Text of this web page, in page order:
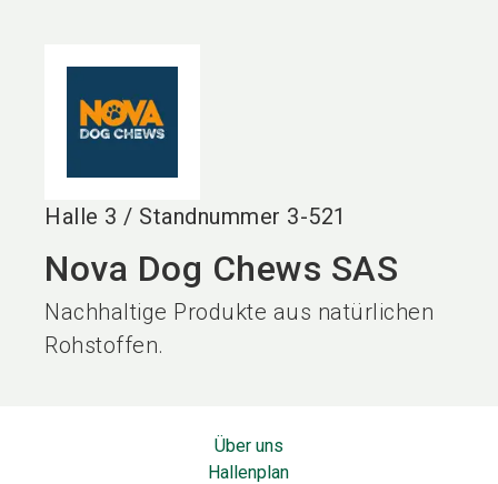
Halle 3 / Standnummer 3-521
Nova Dog Chews SAS
Nachhaltige Produkte aus natürlichen
Rohstoffen.
Über uns
Hallenplan